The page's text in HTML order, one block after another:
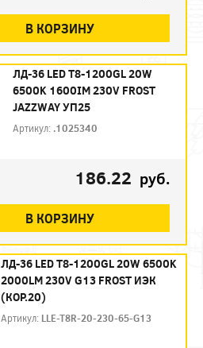
В КОРЗИНУ
ЛД-36 LED Т8-1200GL 20W
6500K 1600IM 230V FROST
JAZZWAY УП25
Артикул: .1025340
186.22 руб.
В КОРЗИНУ
ЛД-36 LED Т8-1200GL 20W 6500K
2000LM 230V G13 FROST ИЭК
(КОР.20)
Артикул: LLE-T8R-20-230-65-G13